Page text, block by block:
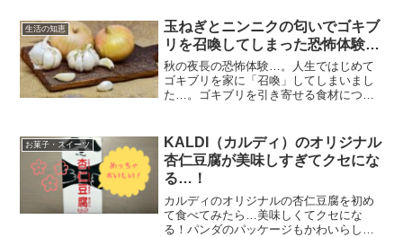
生活の知恵
玉ねぎとニンニクの匂いでゴキブ
リを召喚してしまった恐怖体験…
秋の夜長の恐怖体験…。人生ではじめて
ゴキブリを家に「召喚」してしまいまし
た…。ゴキブリを引き寄せる食材につい
お菓子・スイーツ
KALDI（カルディ）のオリジナル
杏仁豆腐が美味しすぎてクセにな
る…！
カルディのオリジナルの杏仁豆腐を初め
て食べてみたら…美味しくてクセにな
る！パンダのパッケージもかわいらし